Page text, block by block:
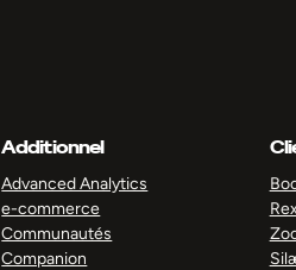
Additionnel
Advanced Analytics
e-commerce
Communautés
Companion